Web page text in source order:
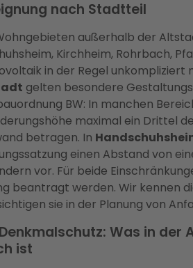
nach Stadtteil
außerhalb der
Kirchheim, Rohrbach,
in der Regel unkompliziert
gelten besondere
BW: In manchen
maximal ein Drittel
betragen. In
einen Abstand von
vor. Für beide
beantragt werden. Wir kennen
sie in der Planung von
Was in
ist